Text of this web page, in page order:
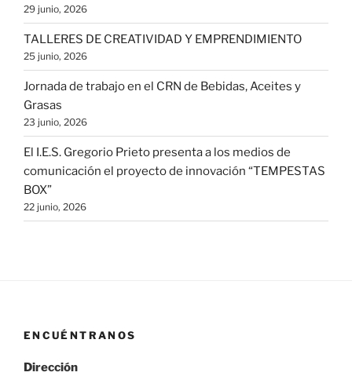
29 junio, 2026
TALLERES DE CREATIVIDAD Y EMPRENDIMIENTO
25 junio, 2026
Jornada de trabajo en el CRN de Bebidas, Aceites y
Grasas
23 junio, 2026
El I.E.S. Gregorio Prieto presenta a los medios de
comunicación el proyecto de innovación “TEMPESTAS
BOX”
22 junio, 2026
ENCUÉNTRANOS
Dirección